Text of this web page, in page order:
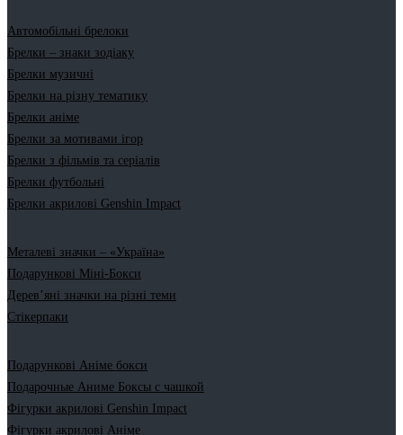
Автомобільні брелоки
Брелки – знаки зодіаку
Брелки музичні
Брелки на різну тематику
Брелки аніме
Брелки за мотивами ігор
Брелки з фільмів та серіалів
Брелки футбольні
Брелки акрилові Genshin Impact
Металеві значки – «Україна»
Подарункові Міні-Бокси
Дерев’яні значки на різні теми
Стікерпаки
Подарункові Аніме бокси
Подарочные Аниме Боксы с чашкой
Фігурки акрилові Genshin Impact
Фігурки акрилові Аніме